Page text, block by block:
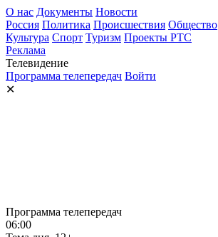
О нас Документы Новости
Россия Политика Происшествия Общество
Культура Спорт Туризм Проекты РТС
Реклама
Телевидение
Программа телепередач Войти
✕
Программа телепередач
06:00